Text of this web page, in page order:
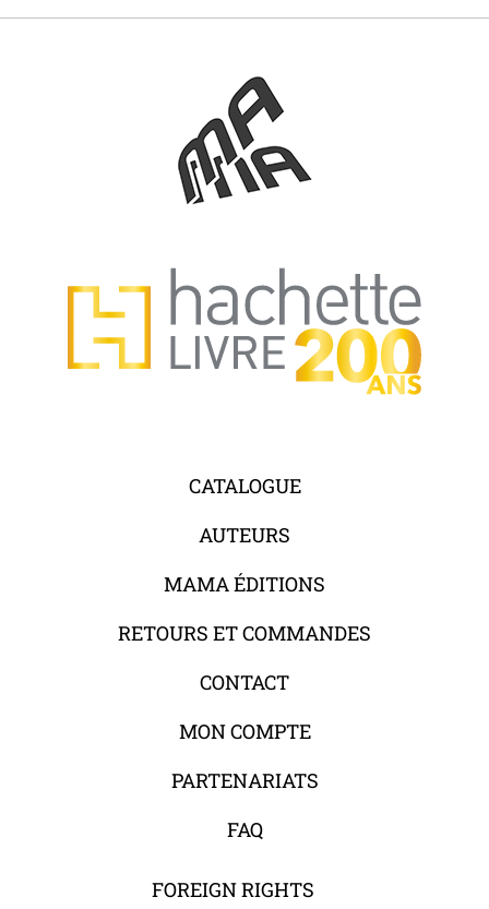
CATALOGUE
AUTEURS
MAMA ÉDITIONS
RETOURS ET COMMANDES
CONTACT
MON COMPTE
PARTENARIATS
FAQ
FOREIGN RIGHTS